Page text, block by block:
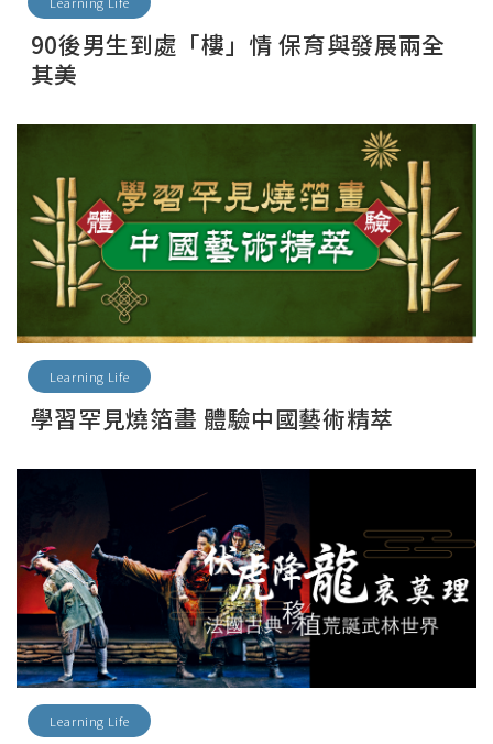
90後男生到處「樓」情 保育與發展兩全
其美
Learning Life
學習罕見燒箔畫 體驗中國藝術精萃
Learning Life